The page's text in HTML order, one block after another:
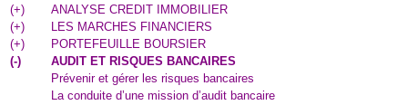
(+)
ANALYSE CREDIT IMMOBILIER
(+)
LES MARCHES FINANCIERS
(+)
PORTEFEUILLE BOURSIER
(-)
AUDIT ET RISQUES BANCAIRES
Prévenir et gérer les risques bancaires
La conduite d’une mission d’audit bancaire